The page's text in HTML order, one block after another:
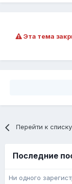
Эта тема
Перейти к
Последние
Ни одного